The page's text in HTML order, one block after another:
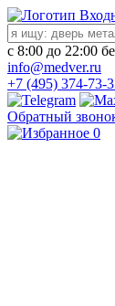
с 8:00 до 22:00
info@medver.ru
+7 (495) 374-73-
Обратный
0